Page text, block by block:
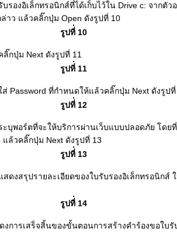
รองอิเล็กทรอนิกส์ที่ได้เก็บไว้ใน Drive c: จากตั
าว แล้วคลิ๊กปุ่ม Open ดังรูปที่ 10
รูปที่ 10
ลิ๊กปุ่ม Next ดังรูปที่ 11
รูปที่ 11
ส่ Password ที่กำหนดให้แล้วคลิ๊กปุ่ม Next ดังรูปที่
รูปที่ 12
ะบุพอร์ตที่จะให้บริการผ่านเว็บแบบปลอดภัย โดย
ล้วคลิ๊กปุ่ม Next ดังรูปที่ 13
รูปที่ 13
สดงสรุปรายละเอียดของใบรับรองอิเล็กทรอนิกส์
รูปที่ 14
งการเสร็จสิ้นของขั้นตอนการสร้างคำร้องขอใบ